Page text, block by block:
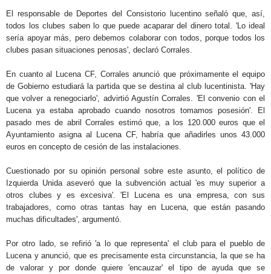
El responsable de Deportes del Consistorio lucentino señaló que, así,
todos los clubes saben lo que puede acaparar del dinero total. 'Lo ideal
sería apoyar más, pero debemos colaborar con todos, porque todos los
clubes pasan situaciones penosas', declaró Corrales.
En cuanto al Lucena CF, Corrales anunció que próximamente el equipo
de Gobierno estudiará la partida que se destina al club lucentinista. 'Hay
que volver a renegociarlo', advirtió Agustín Corrales. 'El convenio con el
Lucena ya estaba aprobado cuando nosotros tomamos posesión'. El
pasado mes de abril Corrales estimó que, a los 120.000 euros que el
Ayuntamiento asigna al Lucena CF, habría que añadirles unos 43.000
euros en concepto de cesión de las instalaciones.
Cuestionado por su opinión personal sobre este asunto, el político de
Izquierda Unida aseveró que la subvención actual 'es muy superior a
otros clubes y es excesiva'. 'El Lucena es una empresa, con sus
trabajadores, como otras tantas hay en Lucena, que están pasando
muchas dificultades', argumentó.
Por otro lado, se refirió 'a lo que representa' el club para el pueblo de
Lucena y anunció, que es precisamente esta circunstancia, la que se ha
de valorar y por donde quiere 'encauzar' el tipo de ayuda que se